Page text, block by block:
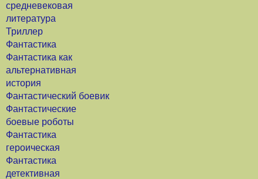
средневековая
литература
Триллер
Фантастика
Фантастика как
альтернативная
история
Фантастический боевик
Фантастические
боевые роботы
Фантастика
героическая
Фантастика
детективная